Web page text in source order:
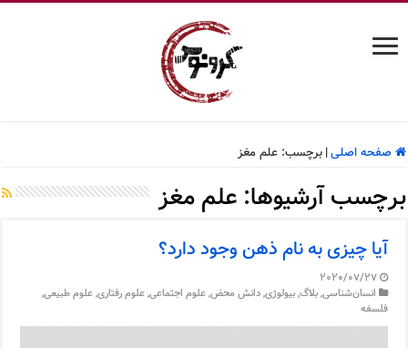
صفحه اصلی| برچسب:علم مغز
برچسب آرشیوها:علم مغز
آیا چیزی به نام ذهن وجود دارد؟
2020/07/27
انسان‌شناسی,بلاگ,بیولوژی,دانش محض,علوم اجتماعی,علوم رفتاری,علوم طبیعی,
فلسفه